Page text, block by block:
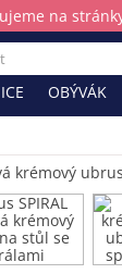
na
OBÝVÁK